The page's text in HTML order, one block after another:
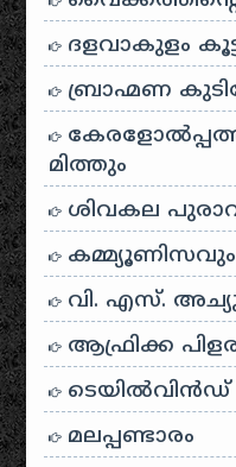
ദളവാകുളം
ബ്രാഹ്മണ
മിത്തും
ശിവകല
വി. എസ്.
ആഫ്രിക്ക
മലപ്പണ്ടാരം